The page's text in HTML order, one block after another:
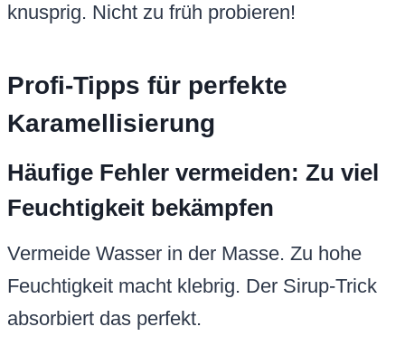
knusprig. Nicht zu früh probieren!
Profi-Tipps für perfekte
Karamellisierung
Häufige Fehler vermeiden: Zu viel
Feuchtigkeit bekämpfen
Vermeide Wasser in der Masse. Zu hohe
Feuchtigkeit macht klebrig. Der Sirup-Trick
absorbiert das perfekt.